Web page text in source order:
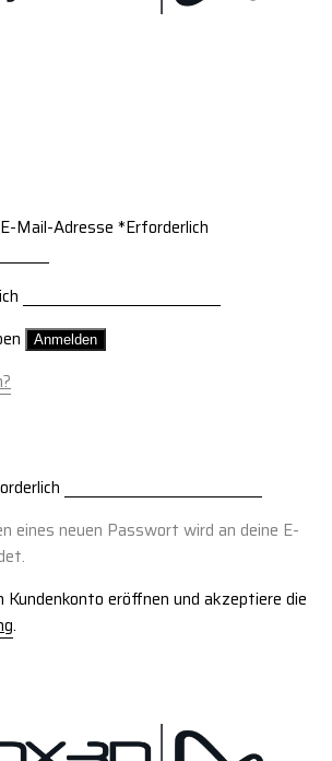
Mail-Adresse *Erforderlich
Anmelden
eines neuen Passwort wird an deine E-
Kundenkonto eröffnen und akzeptiere die
.